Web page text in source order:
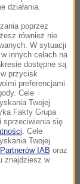
Omalu
w wyniku
czasem do
chciała się
że
W 2015
o prawdę
Smithem
działania.
poprzez
również nie
W sytuacji
innych celach na
dostępne są
przycisk
preferencjami
Cele
Twojej
Fakty Grupa
sprzeciwienia się
. Cele
Twojej
IAB oraz
znajdziesz w